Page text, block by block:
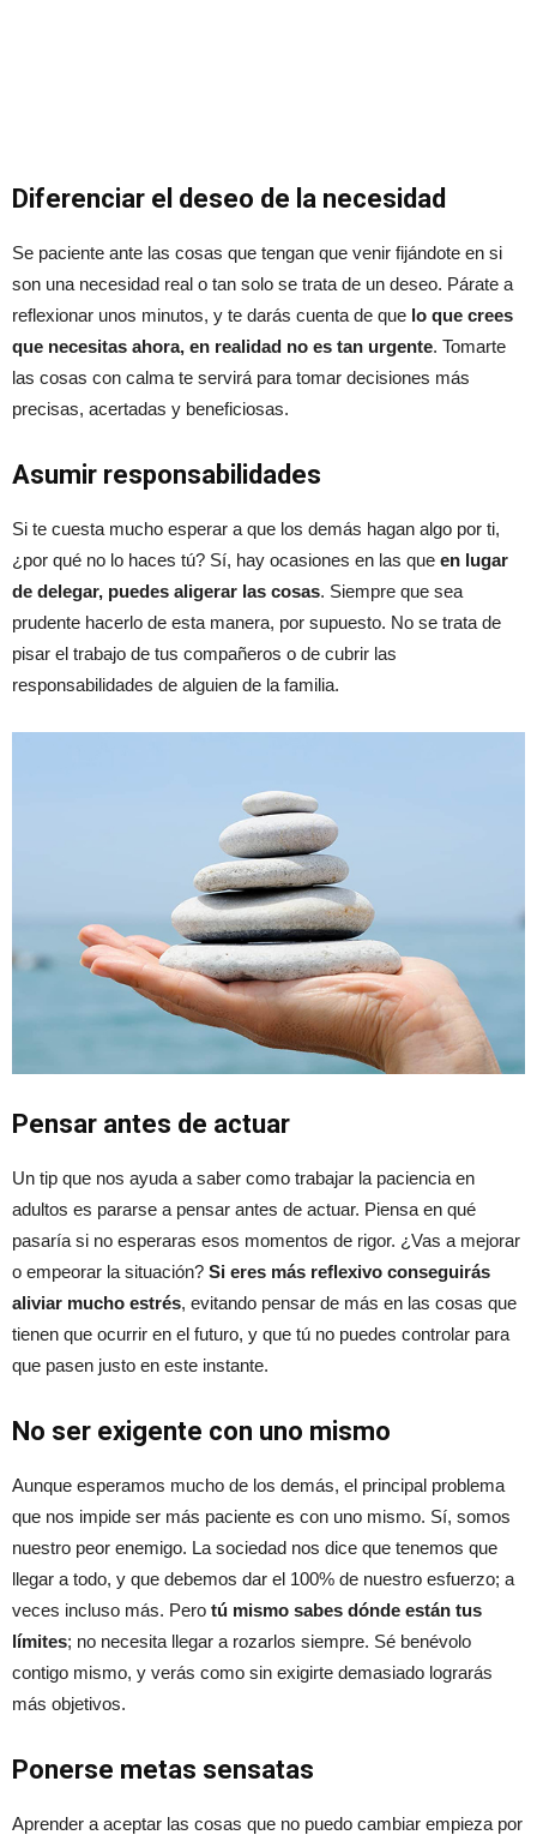
Diferenciar el deseo de la necesidad
Se paciente ante las cosas que tengan que venir fijándote en si
son una necesidad real o tan solo se trata de un deseo. Párate a
reflexionar unos minutos, y te darás cuenta de que lo que crees
que necesitas ahora, en realidad no es tan urgente. Tomarte
las cosas con calma te servirá para tomar decisiones más
precisas, acertadas y beneficiosas.
Asumir responsabilidades
Si te cuesta mucho esperar a que los demás hagan algo por ti,
¿por qué no lo haces tú? Sí, hay ocasiones en las que en lugar
de delegar, puedes aligerar las cosas. Siempre que sea
prudente hacerlo de esta manera, por supuesto. No se trata de
pisar el trabajo de tus compañeros o de cubrir las
responsabilidades de alguien de la familia.
Pensar antes de actuar
Un tip que nos ayuda a saber como trabajar la paciencia en
adultos es pararse a pensar antes de actuar. Piensa en qué
pasaría si no esperaras esos momentos de rigor. ¿Vas a mejorar
o empeorar la situación? Si eres más reflexivo conseguirás
aliviar mucho estrés, evitando pensar de más en las cosas que
tienen que ocurrir en el futuro, y que tú no puedes controlar para
que pasen justo en este instante.
No ser exigente con uno mismo
Aunque esperamos mucho de los demás, el principal problema
que nos impide ser más paciente es con uno mismo. Sí, somos
nuestro peor enemigo. La sociedad nos dice que tenemos que
llegar a todo, y que debemos dar el 100% de nuestro esfuerzo; a
veces incluso más. Pero tú mismo sabes dónde están tus
límites; no necesita llegar a rozarlos siempre. Sé benévolo
contigo mismo, y verás como sin exigirte demasiado lograrás
más objetivos.
Ponerse metas sensatas
Aprender a aceptar las cosas que no puedo cambiar empieza por